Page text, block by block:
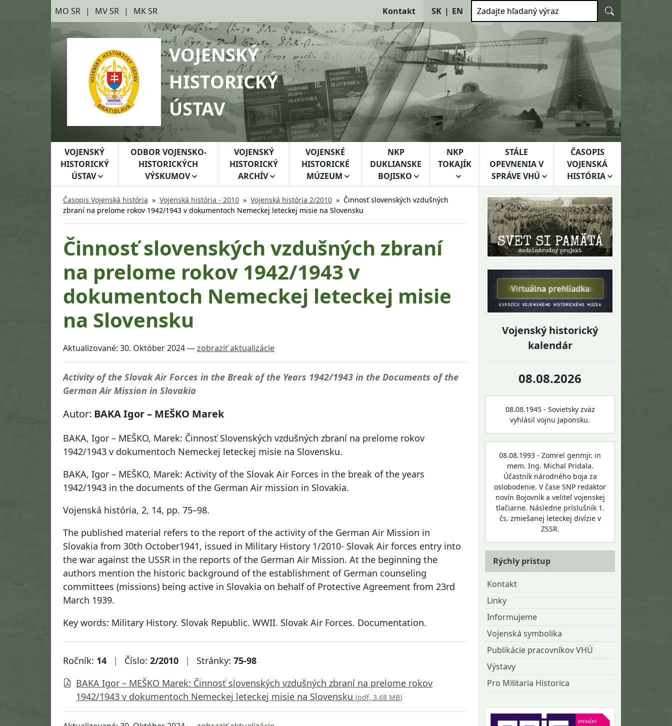
Preskočiť na hlavný obsah
Preskočiť na bočnú lištu
MO SR MV SR MK SR Kontakt SK EN Zadajte hľadaný výraz Vyhľadať
VOJENSKÝ
HISTORICKÝ
ÚSTAV
VOJENSKÝ
HISTORICKÝ
ÚSTAV
ODBOR VOJENSKO-
HISTORICKÝCH
VÝSKUMOV
VOJENSKÝ
HISTORICKÝ
ARCHÍV
VOJENSKÉ
HISTORICKÉ
MÚZEUM
NKP
DUKLIANSKE
BOJISKO
NKP
TOKAJÍK
STÁLE
OPEVNENIA V
SPRÁVE VHÚ
ČASOPIS
VOJENSKÁ
HISTÓRIA
Časopis Vojenská história Vojenská história - 2010 Vojenská história 2/2010
Činnosť slovenských vzdušných
zbraní na prelome rokov 1942/1943 v dokumentoch Nemeckej leteckej misie na Slovensku
Činnosť slovenských vzdušných zbraní
na prelome rokov 1942/1943 v
dokumentoch Nemeckej leteckej misie
na Slovensku
Aktualizované: 30. Október 2024—zobraziť aktualizácie
Activity of the Slovak Air Forces in the Break of the Years 1942/1943 in the Documents of the
German Air Mission in Slovakia
Autor: BAKA Igor – MEŠKO Marek
BAKA, Igor – MEŠKO, Marek: Činnosť Slovenských vzdušných zbraní na prelome rokov
1942/1943 v dokumentoch Nemeckej leteckej misie na Slovensku.
BAKA, Igor – MEŠKO, Marek: Activity of the Slovak Air Forces in the break of the years
1942/1943 in the documents of the German Air mission in Slovakia.
Vojenská história, 2, 14, pp. 75–98.
The published material refers to the report of the activity of the German Air Mission in
Slovakia from 30th October1941, issued in Military History 1/2010- Slovak Air forces entry into
the war against the USSR in the reports of the German Air Mission. At the beginning the
authors mention the historic background of the establishment of German counseling
committees (missions) being active in Slovakia on behalf of Protective Agreement from 23rd
March 1939.
Key words: Military History. Slovak Republic. WWII. Slovak Air Forces. Documentation.
Ročník: 14 | Číslo: 2/2010 | Stránky: 75-98
BAKA Igor – MEŠKO Marek: Činnosť slovenských vzdušných zbraní na prelome rokov
1942/1943 v dokumentoch Nemeckej leteckej misie na Slovensku (pdf, 3.68 MB)
Vojenský historický
kalendár
08.08.2026
08.08.1945 - Sovietsky zväz
vyhlásil vojnu Japonsku.
08.08.1993 - Zomrel genmjr. in
mem. Ing. Michal Pridala.
Účastník národného boja za
oslobodenie. V čase SNP redaktor
novín Bojovník a veliteľ vojenskej
tlačiarne. Následne príslušník 1.
čs. zmiešanej leteckej divízie v
ZSSR.
Rýchly prístup
Kontakt
Linky
Informujeme
Vojenská symbolika
Publikácie pracovníkov VHÚ
Výstavy
Pro Militaria Historica